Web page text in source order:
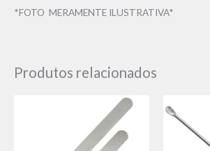
*FOTO MERAMENTE ILUSTRATIVA*
Produtos relacionados